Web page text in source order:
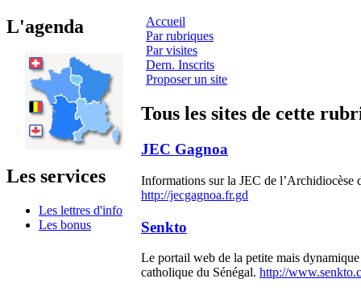
L'agenda
Les services
Les lettres d'info
Les bonus
Accueil
Par rubriques
Par visites
Dern. Inscrits
Proposer un site
Tous les sites de cette
JEC Gagnoa
Informations sur la JEC de l’Archidiocèse
http://jecgagnoa.fr.gd
Senkto
Le portail web de la petite mais
catholique du Sénégal. http://